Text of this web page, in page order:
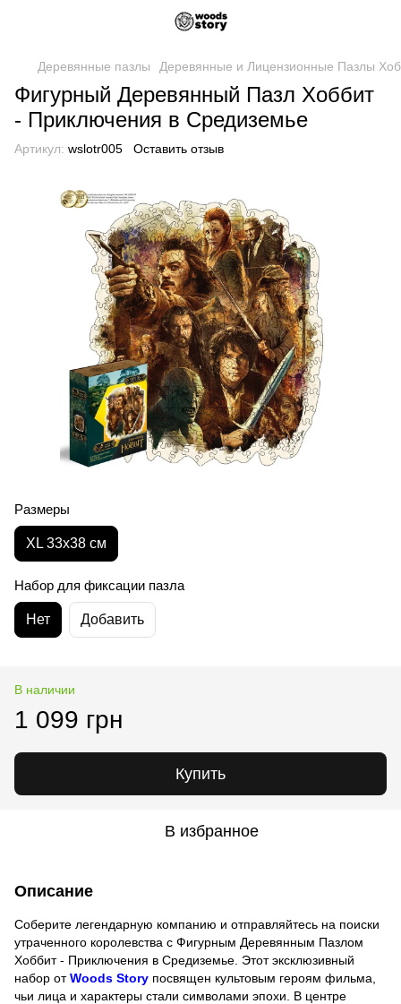
Деревянные пазлы Деревянные и Лицензионные Пазлы
Фигурный Деревянный Пазл Хоббит
- Приключения в Средиземье
Артикул: wslotr005 Оставить отзыв
Размеры
XL 33x38 см
Набор для фиксации пазла
Нет Добавить
В наличии
1 099 грн
Купить
В избранное
Описание
Соберите легендарную компанию и отправляйтесь на поиски
утраченного королевства с Фигурным Деревянным Пазлом
Хоббит - Приключения в Средиземье. Этот эксклюзивный
набор отWoods Story посвящен культовым героям фильма,
чьи лица и характеры стали символами эпохи. В центре